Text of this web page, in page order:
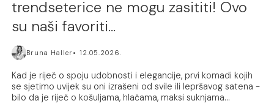
trendseterice ne mogu zasititi! Ovo
su naši favoriti…
Bruna Haller 12.05.2026.
Kad je riječ o spoju udobnosti i elegancije, prvi komadi kojih
se sjetimo uvijek su oni izrašeni od svile ili lepršavog satena -
bilo da je riječ o košuljama, hlačama, maksi suknjama...